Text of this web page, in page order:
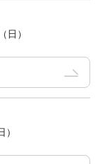
日）